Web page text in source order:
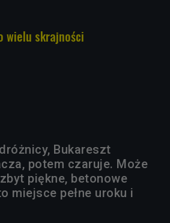
wielu skrajności
Bukareszt
potem czaruje. Może
piękne, betonowe
miejsce pełne uroku i